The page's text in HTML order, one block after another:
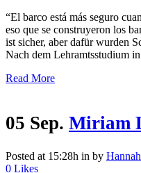
“El barco está más seguro
eso que se construyeron los
ist sicher, aber dafür wurden
Nach dem Lehramtsstudium
Read More
05 Sep. Miriam
Posted at 15:28h in by Hannah
0 Likes